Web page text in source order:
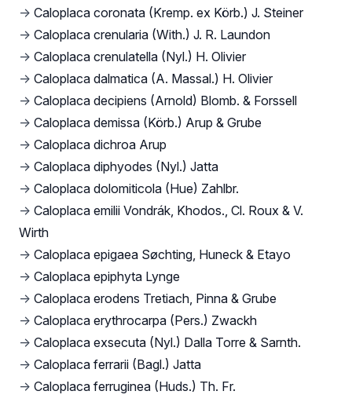
→ Caloplaca coronata (Kremp. ex Körb.) J. Steiner
→ Caloplaca crenularia (With.) J. R. Laundon
→ Caloplaca crenulatella (Nyl.) H. Olivier
→ Caloplaca dalmatica (A. Massal.) H. Olivier
→ Caloplaca decipiens (Arnold) Blomb. & Forssell
→ Caloplaca demissa (Körb.) Arup & Grube
→ Caloplaca dichroa Arup
→ Caloplaca diphyodes (Nyl.) Jatta
→ Caloplaca dolomiticola (Hue) Zahlbr.
→ Caloplaca emilii Vondrák, Khodos., Cl. Roux & V.
Wirth
→ Caloplaca epigaea Søchting, Huneck & Etayo
→ Caloplaca epiphyta Lynge
→ Caloplaca erodens Tretiach, Pinna & Grube
→ Caloplaca erythrocarpa (Pers.) Zwackh
→ Caloplaca exsecuta (Nyl.) Dalla Torre & Sarnth.
→ Caloplaca ferrarii (Bagl.) Jatta
→ Caloplaca ferruginea (Huds.) Th. Fr.